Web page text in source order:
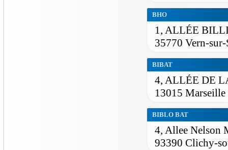
BHO
1, ALLÉE
35770 Vern-sur-
BIBAT
4, ALLÉE DE
13015 Marseille
BIBLO BAT
4, Allee Nelson
93390 Clichy-